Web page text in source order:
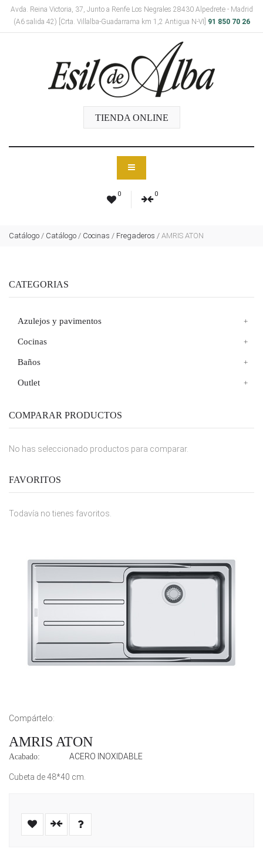
Avda. Reina Victoria, 37, Junto a Renfe Los Negrales 28430 Alpedrete - Madrid
(A6 salida 42) [Crta. Villalba-Guadarrama km 1,2 Antigua N-VI]
91 850 70 26
TIENDA ONLINE
0 0
Catálogo / Catálogo / Cocinas / Fregaderos / AMRIS ATON
CATEGORIAS
Azulejos y pavimentos
Cocinas
Baños
Outlet
COMPARAR PRODUCTOS
No has seleccionado productos para comparar.
FAVORITOS
Todavía no tienes favoritos.
Compártelo:
AMRIS ATON
Acabado: ACERO INOXIDABLE
Cubeta de 48*40 cm.